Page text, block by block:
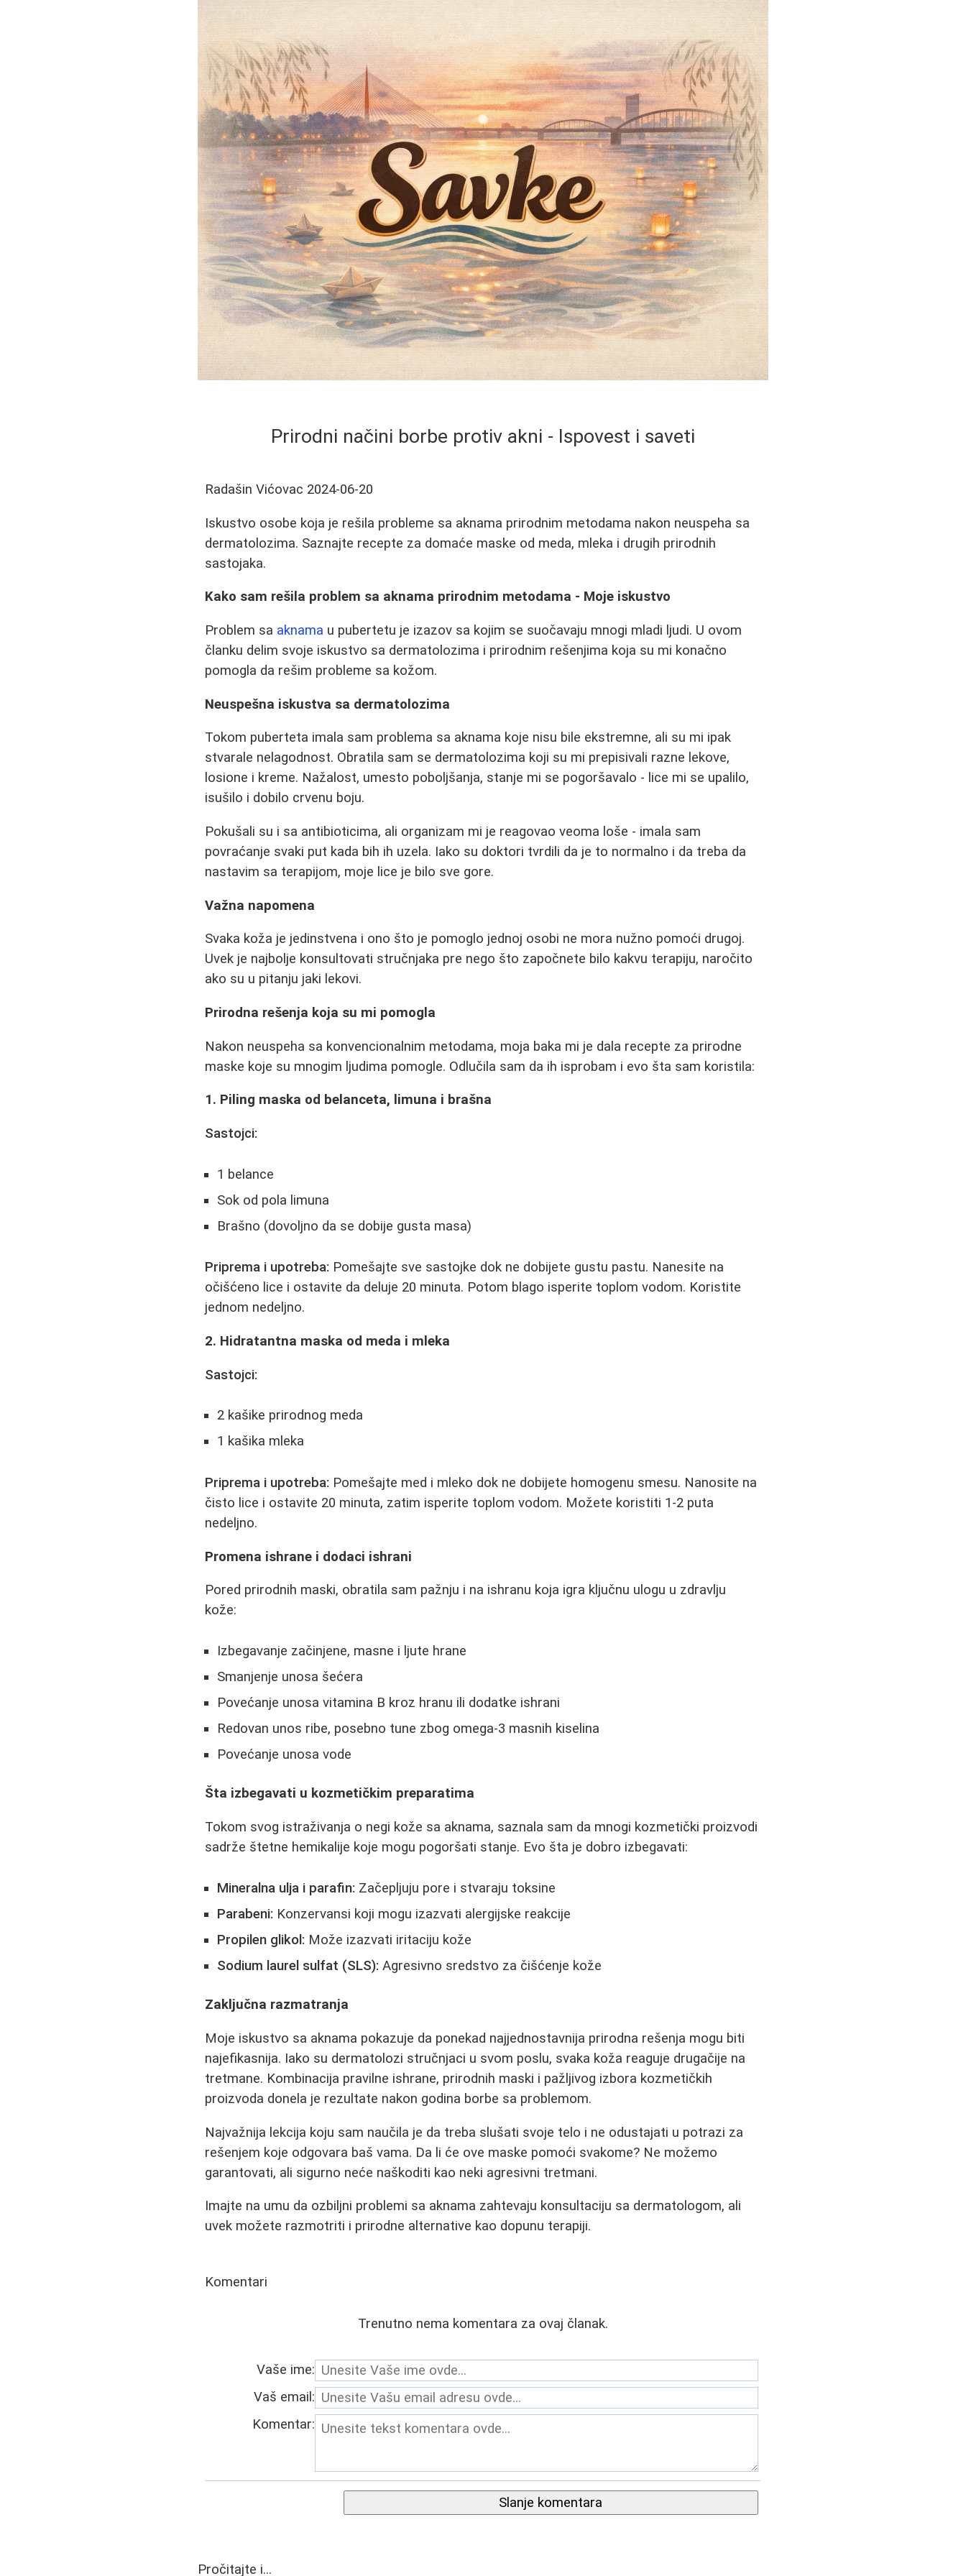
Prirodni načini borbe protiv akni - Ispovest i saveti
Radašin Vićovac 2024-06-20
Iskustvo osobe koja je rešila probleme sa aknama prirodnim metodama nakon neuspeha sa
dermatolozima. Saznajte recepte za domaće maske od meda, mleka i drugih prirodnih
sastojaka.
Kako sam rešila problem sa aknama prirodnim metodama - Moje iskustvo
Problem sa aknama u pubertetu je izazov sa kojim se suočavaju mnogi mladi ljudi. U ovom
članku delim svoje iskustvo sa dermatolozima i prirodnim rešenjima koja su mi konačno
pomogla da rešim probleme sa kožom.
Neuspešna iskustva sa dermatolozima
Tokom puberteta imala sam problema sa aknama koje nisu bile ekstremne, ali su mi ipak
stvarale nelagodnost. Obratila sam se dermatolozima koji su mi prepisivali razne lekove,
losione i kreme. Nažalost, umesto poboljšanja, stanje mi se pogoršavalo - lice mi se upalilo,
isušilo i dobilo crvenu boju.
Pokušali su i sa antibioticima, ali organizam mi je reagovao veoma loše - imala sam
povraćanje svaki put kada bih ih uzela. Iako su doktori tvrdili da je to normalno i da treba da
nastavim sa terapijom, moje lice je bilo sve gore.
Važna napomena
Svaka koža je jedinstvena i ono što je pomoglo jednoj osobi ne mora nužno pomoći drugoj.
Uvek je najbolje konsultovati stručnjaka pre nego što započnete bilo kakvu terapiju, naročito
ako su u pitanju jaki lekovi.
Prirodna rešenja koja su mi pomogla
Nakon neuspeha sa konvencionalnim metodama, moja baka mi je dala recepte za prirodne
maske koje su mnogim ljudima pomogle. Odlučila sam da ih isprobam i evo šta sam koristila:
1. Piling maska od belanceta, limuna i brašna
Sastojci:
1 belance
Sok od pola limuna
Brašno (dovoljno da se dobije gusta masa)
Priprema i upotreba: Pomešajte sve sastojke dok ne dobijete gustu pastu. Nanesite na
očišćeno lice i ostavite da deluje 20 minuta. Potom blago isperite toplom vodom. Koristite
jednom nedeljno.
2. Hidratantna maska od meda i mleka
Sastojci:
2 kašike prirodnog meda
1 kašika mleka
Priprema i upotreba: Pomešajte med i mleko dok ne dobijete homogenu smesu. Nanosite na
čisto lice i ostavite 20 minuta, zatim isperite toplom vodom. Možete koristiti 1-2 puta
nedeljno.
Promena ishrane i dodaci ishrani
Pored prirodnih maski, obratila sam pažnju i na ishranu koja igra ključnu ulogu u zdravlju
kože:
Izbegavanje začinjene, masne i ljute hrane
Smanjenje unosa šećera
Povećanje unosa vitamina B kroz hranu ili dodatke ishrani
Redovan unos ribe, posebno tune zbog omega-3 masnih kiselina
Povećanje unosa vode
Šta izbegavati u kozmetičkim preparatima
Tokom svog istraživanja o negi kože sa aknama, saznala sam da mnogi kozmetički proizvodi
sadrže štetne hemikalije koje mogu pogoršati stanje. Evo šta je dobro izbegavati:
Mineralna ulja i parafin: Začepljuju pore i stvaraju toksine
Parabeni: Konzervansi koji mogu izazvati alergijske reakcije
Propilen glikol: Može izazvati iritaciju kože
Sodium laurel sulfat (SLS): Agresivno sredstvo za čišćenje kože
Zaključna razmatranja
Moje iskustvo sa aknama pokazuje da ponekad najjednostavnija prirodna rešenja mogu biti
najefikasnija. Iako su dermatolozi stručnjaci u svom poslu, svaka koža reaguje drugačije na
tretmane. Kombinacija pravilne ishrane, prirodnih maski i pažljivog izbora kozmetičkih
proizvoda donela je rezultate nakon godina borbe sa problemom.
Najvažnija lekcija koju sam naučila je da treba slušati svoje telo i ne odustajati u potrazi za
rešenjem koje odgovara baš vama. Da li će ove maske pomoći svakome? Ne možemo
garantovati, ali sigurno neće naškoditi kao neki agresivni tretmani.
Imajte na umu da ozbiljni problemi sa aknama zahtevaju konsultaciju sa dermatologom, ali
uvek možete razmotriti i prirodne alternative kao dopunu terapiji.
Komentari
Trenutno nema komentara za ovaj članak.
Vaše ime:
Vaš email:
Komentar:
Slanje komentara
Pročitajte i...